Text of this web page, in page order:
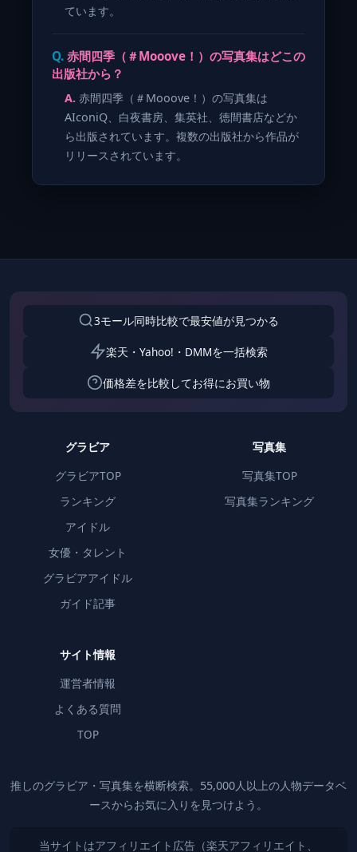
ています。
赤間四季（＃Mooove！）の写真集はどこの
出版社から？
赤間四季（＃Mooove！）の写真集は
AIconiQ、白夜書房、集英社、徳間書店などか
ら出版されています。複数の出版社から作品が
リリースされています。
3モール同時比較で最安値が見つかる
楽天・Yahoo!・DMMを一括検索
価格差を比較してお得にお買い物
グラビア
グラビアTOP
ランキング
アイドル
女優・タレント
グラビアアイドル
ガイド記事
写真集
写真集TOP
写真集ランキング
サイト情報
運営者情報
よくある質問
TOP
推しのグラビア・写真集を横断検索。55,000人以上の人物データベ
ースからお気に入りを見つけよう。
当サイトはアフィリエイト広告（楽天アフィリエイト、